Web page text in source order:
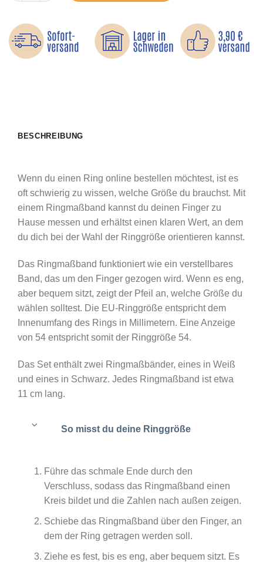
BESCHREIBUNG
Wenn du einen Ring online bestellen möchtest, ist es
oft schwierig zu wissen, welche Größe du brauchst. Mit
einem Ringmaßband kannst du deinen Finger zu
Hause messen und erhältst einen klaren Wert, an dem
du dich bei der Wahl der Ringgröße orientieren kannst.
Das Ringmaßband funktioniert wie ein verstellbares
Band, das um den Finger gezogen wird. Wenn es eng,
aber bequem sitzt, zeigt der Pfeil an, welche Größe du
wählen solltest. Die EU-Ringgröße entspricht dem
Innenumfang des Rings in Millimetern. Eine Anzeige
von 54 entspricht somit der Ringgröße 54.
Das Set enthält zwei Ringmaßbänder, eines in Weiß
und eines in Schwarz. Jedes Ringmaßband ist etwa
11 cm lang.
So misst du deine Ringgröße
Führe das schmale Ende durch den
Verschluss, sodass das Ringmaßband einen
Kreis bildet und die Zahlen nach außen zeigen.
Schiebe das Ringmaßband über den Finger, an
dem der Ring getragen werden soll.
Ziehe es fest, bis es eng, aber bequem sitzt. Es